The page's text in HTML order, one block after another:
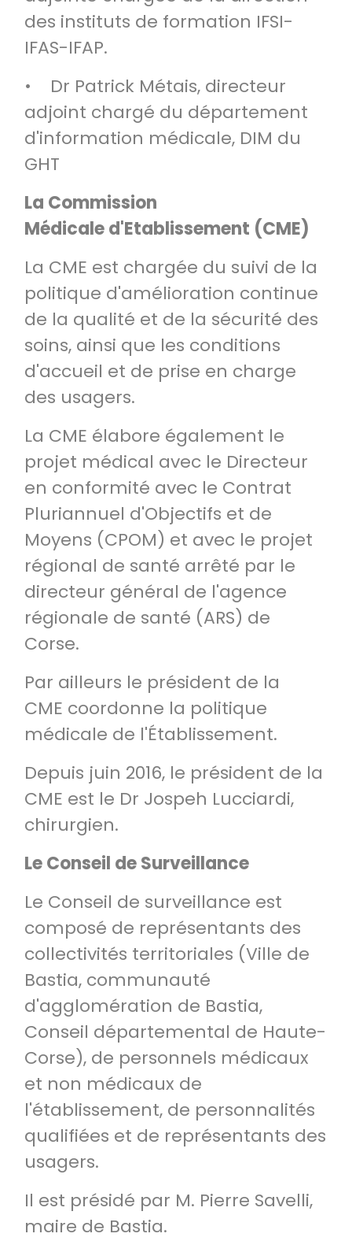
des instituts de formation IFSI-
IFAS-IFAP.
• Dr Patrick Métais, directeur
adjoint chargé du département
d'information médicale, DIM du
GHT
La Commission
Médicale d'Etablissement (CME)
La CME est chargée du suivi de la
politique d'amélioration continue
de la qualité et de la sécurité des
soins, ainsi que les conditions
d'accueil et de prise en charge
des usagers.
La CME élabore également le
projet médical avec le Directeur
en conformité avec le Contrat
Pluriannuel d'Objectifs et de
Moyens (CPOM) et avec le projet
régional de santé arrêté par le
directeur général de l'agence
régionale de santé (ARS) de
Corse.
Par ailleurs le président de la
CME coordonne la politique
médicale de l'Établissement.
Depuis juin 2016, le président de la
CME est le Dr Jospeh Lucciardi,
chirurgien.
Le Conseil de Surveillance
Le Conseil de surveillance est
composé de représentants des
collectivités territoriales (Ville de
Bastia, communauté
d'agglomération de Bastia,
Conseil départemental de Haute-
Corse), de personnels médicaux
et non médicaux de
l'établissement, de personnalités
qualifiées et de représentants des
usagers.
Il est présidé par M. Pierre Savelli,
maire de Bastia.